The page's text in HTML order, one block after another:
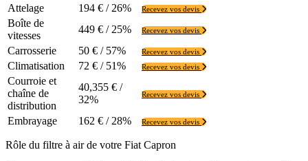
Attelage
194 € / 26% Recevez vos devis
Boîte de
vitesses
449 € / 25% Recevez vos devis
Carrosserie 50 € / 57% Recevez vos devis
Climatisation 72 € / 51% Recevez vos devis
Courroie et
chaîne de
distribution
40,355 € /
32%
Recevez vos devis
Embrayage 162 € / 28% Recevez vos devis
Rôle du filtre à air de votre Fiat Capron